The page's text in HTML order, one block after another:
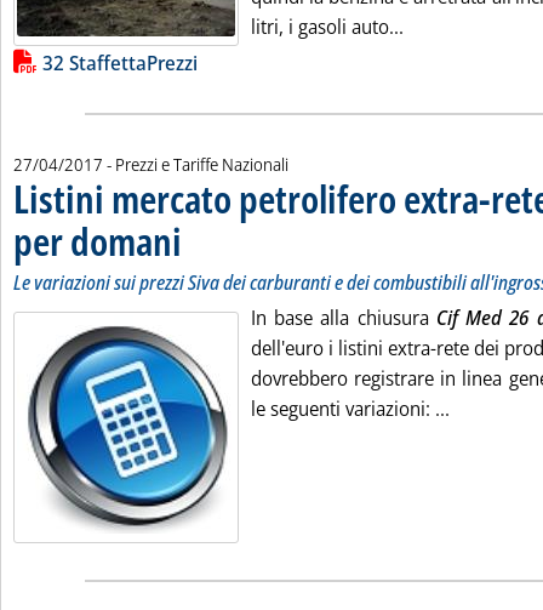
litri, i gasoli auto...
Lista allegati PDF alla notizia
32 StaffettaPrezzi
27/04/2017 - Prezzi e Tariffe Nazionali
Listini mercato petrolifero extra-
per domani . Sottotitolo: Le variazioni sui prezzi Siva dei carburanti e dei
. Pubblicata giovedì 27 aprile 2017 alle 9.43.
Le variazioni sui prezzi Siva dei carburanti e dei combustibili
In base alla chiusura Cif Med 26
dell'euro i listini extra-rete dei
dovrebbero registrare in linea
le seguenti variazioni: ...